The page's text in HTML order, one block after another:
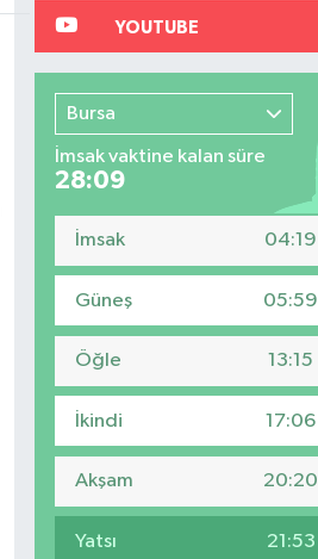
YOUTUBE
Bursa
İmsak vaktine kalan süre
28:08
İmsak 04:19
Güneş 05:59
Öğle 13:15
İkindi 17:06
Akşam 20:20
Yatsı 21:53